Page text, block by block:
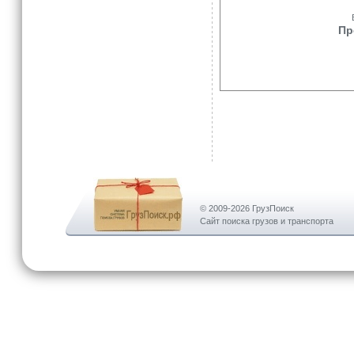
© 2009-2026 ГрузПоиск
Сайт поиска грузов и транспорта